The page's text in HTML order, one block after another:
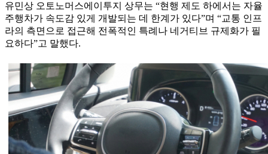
유민상 오토노머스에이투지 상무는 “현행 제도 하에서는 자율
주행차가 속도감 있게 개발되는 데 한계가 있다”며 “교통 인프
라의 측면으로 접근해 전폭적인 특례나 네거티브 규제화가 필
요하다”고 말했다.